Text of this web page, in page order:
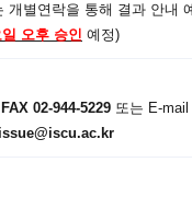
개별연락을 통해 결과 안내
오후 승인 예정)
FAX 02-944-5229 또는 E-mail